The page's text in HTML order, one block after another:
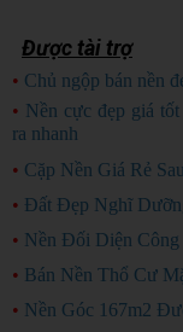
Được tài trợ
• Chủ ngộp bán nền
• Nền cực đẹp giá
ra nhanh
• Cặp Nền Giá Rẻ
• Đất Đẹp Nghĩ
• Nền Đối Diện Công
• Bán Nền Thổ Cư
• Nền Góc 167m2